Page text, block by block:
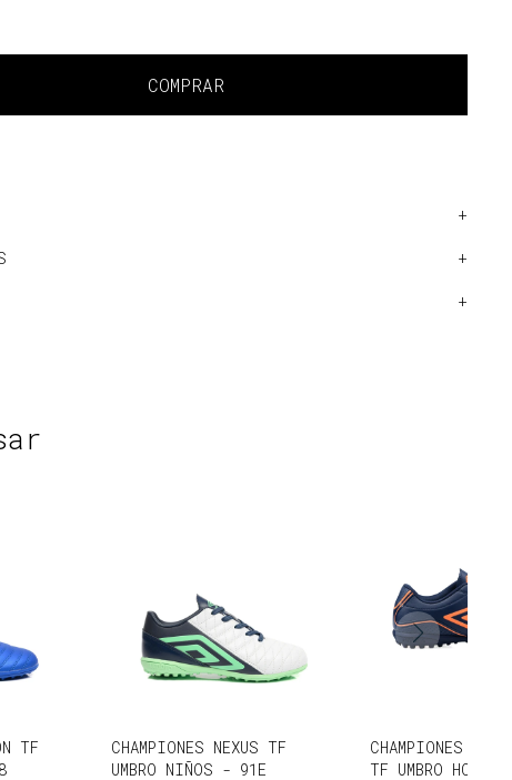
COMPRAR
TF
CHAMPIONES NEXUS TF
UMBRO NIÑOS - 91E
CHAMPIONES
TF UMBRO